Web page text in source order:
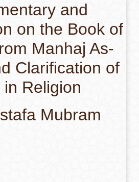
and
on the Book of
Manhaj As-
Clarification of
in Religion
Mubram